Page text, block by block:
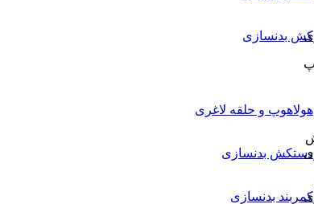
کش بدنسازی
هولاهوپ و حلقه لاغری
دستکش بدنسازی
کمربند بدنسازی